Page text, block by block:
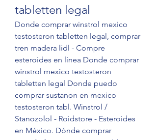
tabletten legal
Donde comprar winstrol mexico
testosteron tabletten legal, comprar
tren madera lidl - Compre
esteroides en línea Donde comprar
winstrol mexico testosteron
tabletten legal Donde puedo
comprar sustanon en mexico
testosteron tabl. Winstrol /
Stanozolol - Roidstore - Esteroides
en México. Dónde comprar